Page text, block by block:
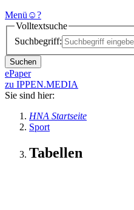
Menü ☺?
Volltextsuche
Suchbegriff:
Suchen
ePaper
zu IPPEN.MEDIA
Sie sind hier:
HNA Startseite
Sport
Tabellen